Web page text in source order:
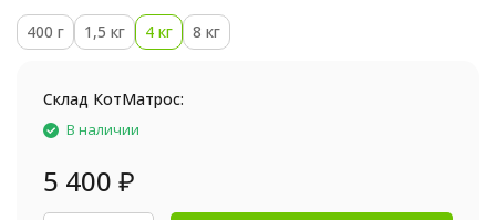
400 г
1,5 кг 4 кг 8 кг
Склад КотМатрос:
В наличии
5 400 ₽